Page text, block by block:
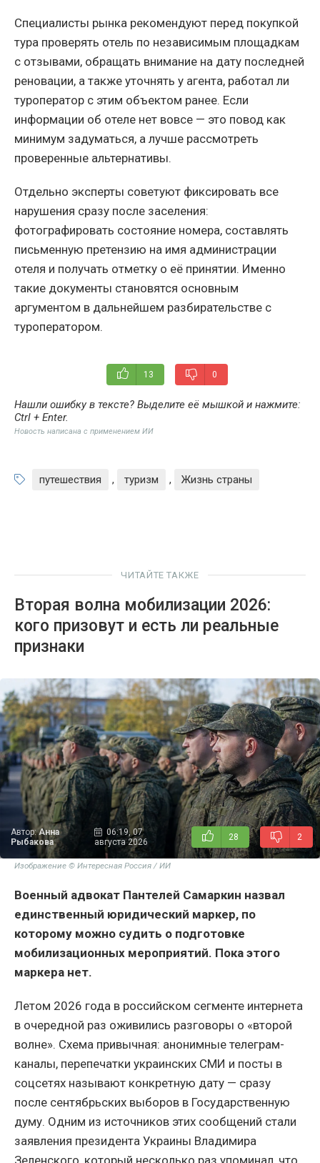
Специалисты рынка рекомендуют перед покупкой
тура проверять отель по независимым площадкам
с отзывами, обращать внимание на дату последней
реновации, а также уточнять у агента, работал ли
туроператор с этим объектом ранее. Если
информации об отеле нет вовсе — это повод как
минимум задуматься, а лучше рассмотреть
проверенные альтернативы.
Отдельно эксперты советуют фиксировать все
нарушения сразу после заселения:
фотографировать состояние номера, составлять
письменную претензию на имя администрации
отеля и получать отметку о её принятии. Именно
такие документы становятся основным
аргументом в дальнейшем разбирательстве с
туроператором.
13 0
Нашли ошибку в тексте? Выделите её мышкой и нажмите:
Ctrl + Enter.
Новость написана с применением ИИ
путешествия , туризм , Жизнь страны
ЧИТАЙТЕ ТАКЖЕ
Вторая волна мобилизации 2026:
кого призовут и есть ли реальные
признаки
Автор:Анна
Рыбакова
06:19, 07
августа 2026
28 2
Изображение © Интересная Россия / ИИ
Военный адвокат Пантелей Самаркин назвал
единственный юридический маркер, по
которому можно судить о подготовке
мобилизационных мероприятий. Пока этого
маркера нет.
Летом 2026 года в российском сегменте интернета
в очередной раз оживились разговоры о «второй
волне». Схема привычная: анонимные телеграм-
каналы, перепечатки украинских СМИ и посты в
соцсетях называют конкретную дату — сразу
после сентябрьских выборов в Государственную
думу. Одним из источников этих сообщений стали
заявления президента Украины Владимира
Зеленского, который несколько раз упоминал, что